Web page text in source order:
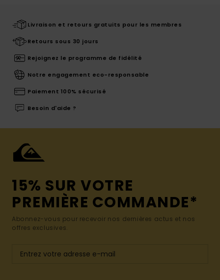
Livraison et retours gratuits pour les membres
Retours sous 30 jours
Rejoignez le programme de fidélité
Notre engagement eco-responsable
Paiement 100% sécurisé
Besoin d'aide ?
15% SUR VOTRE
PREMIÈRE COMMANDE*
Abonnez-vous pour recevoir nos dernières actus et nos
offres exclusives.